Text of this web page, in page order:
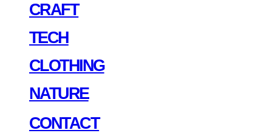
CRAFT
TECH
CLOTHING
NATURE
CONTACT